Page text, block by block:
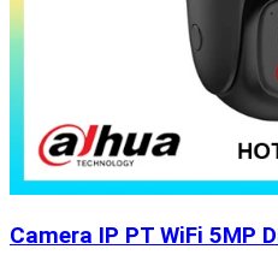
Camera IP PT WiFi 5MP